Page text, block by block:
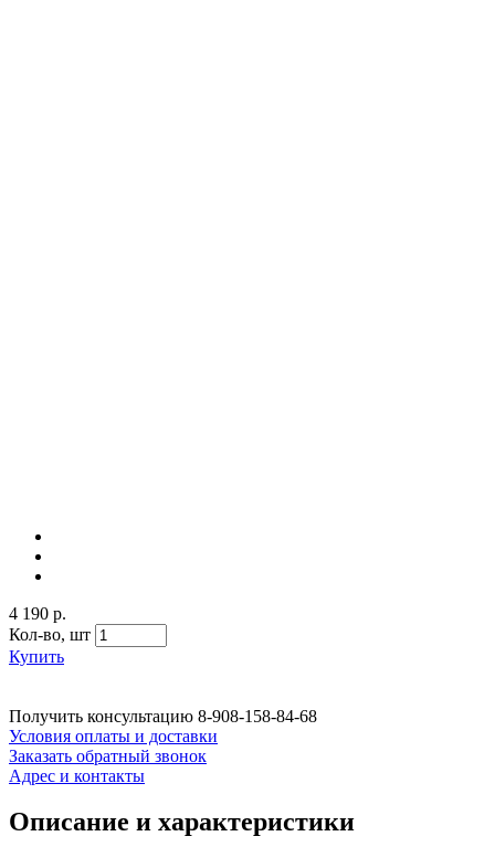
4 190 р.
Кол-во, шт
Купить
Получить консультацию 8-908-158-84-68
Условия оплаты и доставки
Заказать обратный звонок
Адрес и контакты
Описание и характеристики